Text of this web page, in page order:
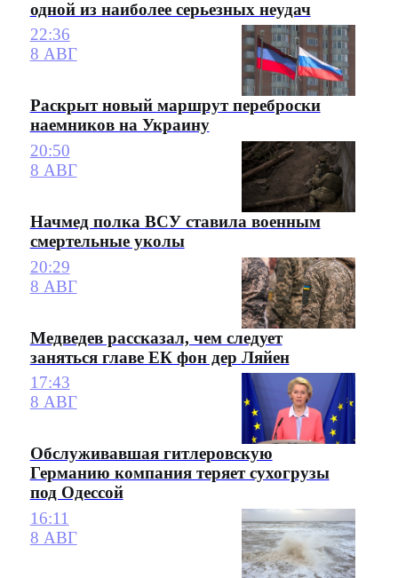
одной из наиболее серьезных неудач
22:36
8 АВГ
Раскрыт новый маршрут переброски
наемников на Украину
20:50
8 АВГ
Начмед полка ВСУ ставила военным
смертельные уколы
20:29
8 АВГ
Медведев рассказал, чем следует
заняться главе ЕК фон дер Ляйен
17:43
8 АВГ
Обслуживавшая гитлеровскую
Германию компания теряет сухогрузы
под Одессой
16:11
8 АВГ